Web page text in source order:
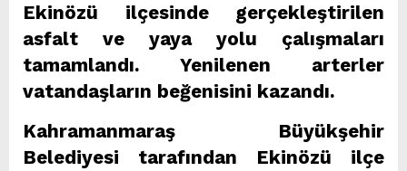
Ekinözü ilçesinde gerçekleştirilen
asfalt ve yaya yolu çalışmaları
tamamlandı. Yenilenen arterler
vatandaşların beğenisini kazandı.
Kahramanmaraş Büyükşehir
Belediyesi tarafından Ekinözü ilçe